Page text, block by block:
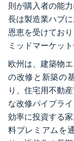
則が購入者の能
長は製造業ハブ
恩恵を受けてお
ミッドマーケッ
欧州は、建築物
の改修と新築の
り、住宅用不動
な改修パイプラ
効率に投資する
料プレミアムを